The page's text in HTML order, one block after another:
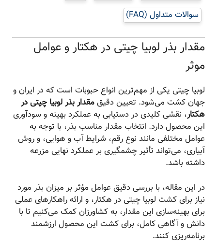
سوالات متداول (FAQ)
مقدار بذر لوبیا چیتی در هکتار و عوامل
موثر
لوبیا چیتی یکی از مهم‌ترین انواع حبوبات است که در ایران و
جهان کشت می‌شود. تعیین دقیقمقدار بذر لوبیا چیتی در
هکتار، نقشی کلیدی در دستیابی به عملکرد بهینه و سودآوری
این محصول دارد. انتخاب مقدار مناسب بذر، با توجه به
عوامل مختلفی مانند نوع رقم، شرایط آب و هوایی، و روش
آبیاری، می‌تواند تأثیر چشمگیری بر عملکرد نهایی مزرعه
داشته باشد.
در این مقاله، با بررسی دقیق عوامل مؤثر بر میزان بذر مورد
نیاز برای کشت لوبیا چیتی در هکتار، و ارائه راهکارهای عملی
برای بهینه‌سازی این مقدار، به کشاورزان کمک می‌کنیم تا با
دانش و آگاهی کامل، برای کشت این محصول ارزشمند
برنامه‌ریزی کنند.